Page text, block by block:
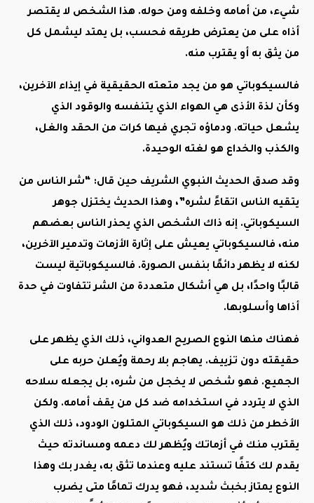
شيء، من أمامه وخلفه ومن حوله. هذا الشخص لا يقتصر
أذاه على من يعترض طريقه فحسب، بل يمتد ليشمل كل
من يثق به أو يقترب منه.
فالسيكوباتي هو من يجد متعته الحقيقية في إيذاء الآخرين،
وكأن لذة الأذى هي الهواء الذي يتنفسه والوقود الذي
يشعل حياته. ودماؤه تجري فيها كرات من الحقد والغل،
والكذب والخداع هو لغته الوحيدة.
وقد صدق الحديث النبوي الشريف حين قال: “شر الناس من
يتقيه الناس اتقاءً لشره”، وهذا الحديث يختزل جوهر
السيكوباتي. إنه ذاك الشخص الذي يحذر الناس بعضهم
منه، فالسيكوباتي يعيش على إثارة الأزمات وتدمير الآخرين،
لكنه لا يظهر دائمًا بنفس الصورة. فالسيكوباتية ليست
قالبًا واحدًا، بل هي أشكال متعددة من الشر تتفاوت في حدة
أذاها وأسلوبها.
فهناك منها النوع الصريح العدواني، ذلك الذي يظهر على
حقيقته دون تزييف. يهاجم بلا رحمة ويُعلن حربه على
الجميع. فهو شخص لا يخجل من شره، بل يجعله سلاحه
الذي لا يتردد في استخدامه ضد كل من يقف أمامه. ولكن
الأخطر من ذلك هو السيكوباتي المتلون الودود، ذلك الذي
يقترب منك في أزماتك ويُظهر لك دعمه ومساندته حيث
يقدم لك كتفًا تستند عليه وعندما تثق به، يغدر بك وهذا
النوع يمتاز بخبث شديد، فهو يدرك تمامًا متى يضرب